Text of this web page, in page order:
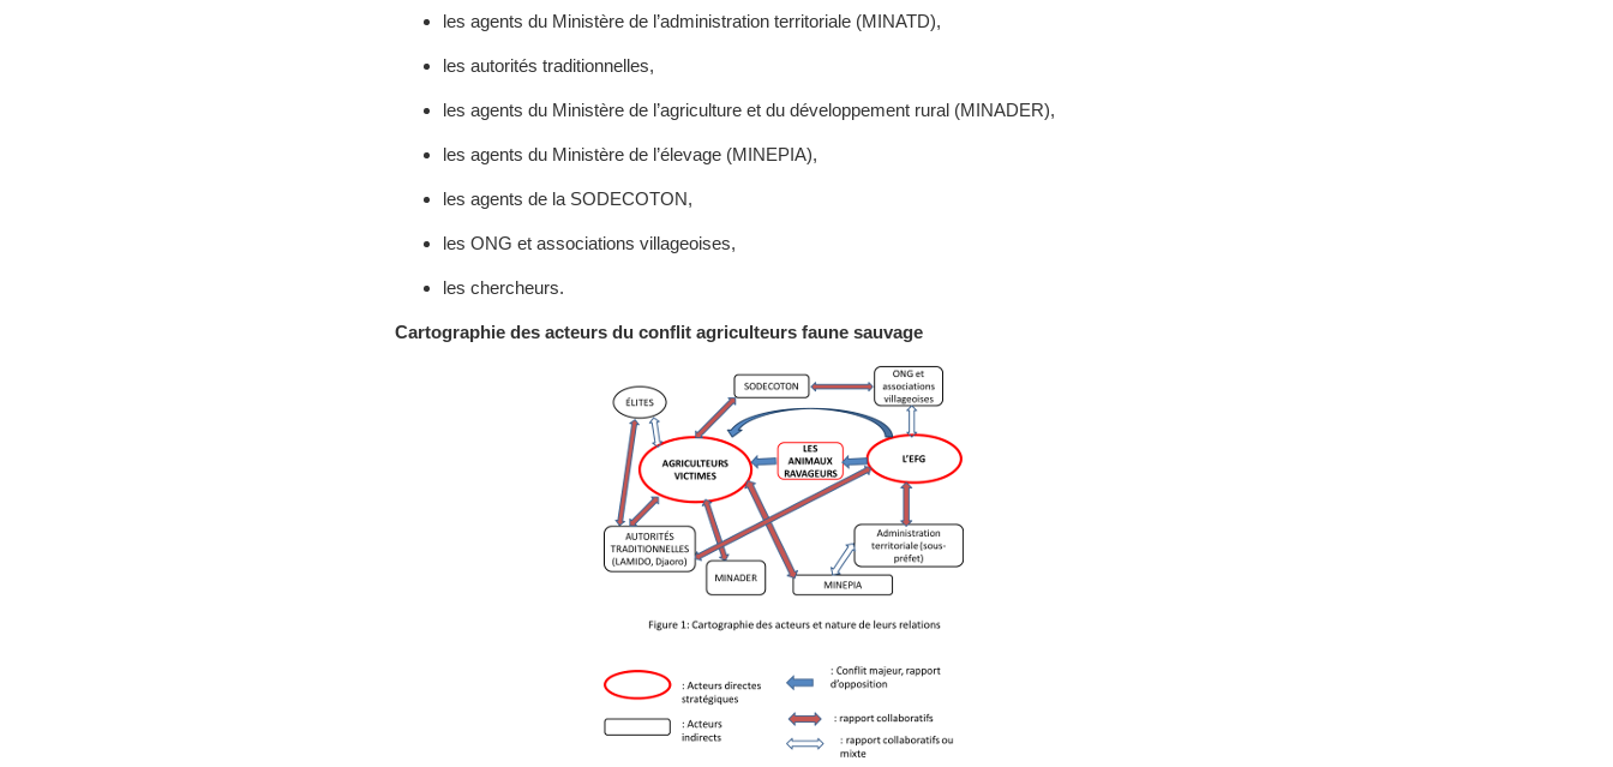
les agents du Ministère de l’administration territoriale (MINATD),
les autorités traditionnelles,
les agents du Ministère de l’agriculture et du développement rural (MINADER),
les agents du Ministère de l’élevage (MINEPIA),
les agents de la SODECOTON,
les ONG et associations villageoises,
les chercheurs.
Cartographie des acteurs du conflit agriculteurs faune sauvage